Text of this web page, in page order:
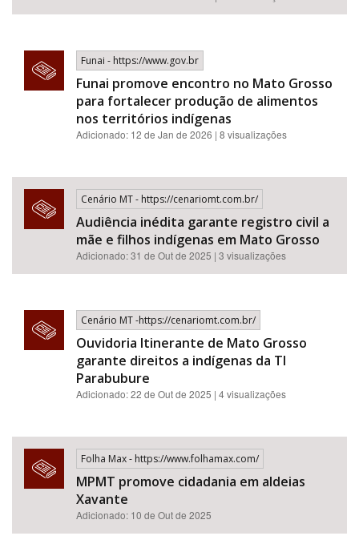
Área ProtegidaFunai - https://www.gov.br
Funai promove encontro no Mato Grosso
para fortalecer produção de alimentos
nos territórios indígenas
Adicionado: 12 de Jan de 2026 | 8 visualizações
Cenário MT - https://cenariomt.com.br/
Audiência inédita garante registro civil a
mãe e filhos indígenas em Mato Grosso
Adicionado: 31 de Out de 2025 | 3 visualizações
Cenário MT -https://cenariomt.com.br/
Ouvidoria Itinerante de Mato Grosso
garante direitos a indígenas da TI
Parabubure
Adicionado: 22 de Out de 2025 | 4 visualizações
Folha Max - https://www.folhamax.com/
MPMT promove cidadania em aldeias
Xavante
Adicionado: 10 de Out de 2025